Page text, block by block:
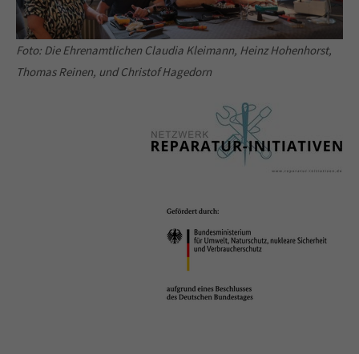
Foto: Die Ehrenamtlichen Claudia Kleimann, Heinz Hohenhorst,
Thomas Reinen, und Christof Hagedorn